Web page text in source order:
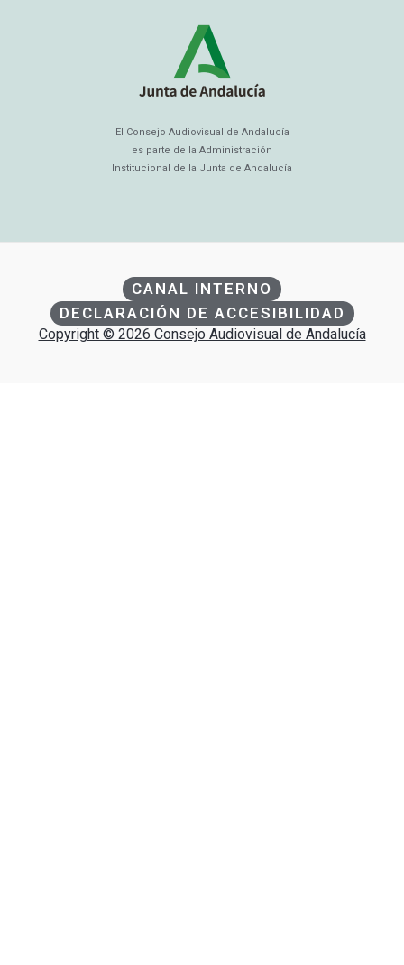
El Consejo Audiovisual de Andalucía
es parte de la Administración
Institucional de la Junta de Andalucía
CANAL INTERNO
DECLARACIÓN DE ACCESIBILIDAD
Copyright © 2026 Consejo Audiovisual de Andalucía